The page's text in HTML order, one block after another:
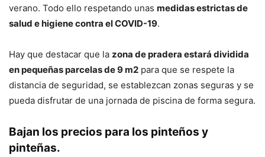
verano. Todo ello respetando unas medidas estrictas de
salud e higiene contra el COVID-19.
Hay que destacar que la zona de pradera estará dividida
en pequeñas parcelas de 9 m2 para que se respete la
distancia de seguridad, se establezcan zonas seguras y se
pueda disfrutar de una jornada de piscina de forma segura.
Bajan los precios para los pinteños y
pinteñas.